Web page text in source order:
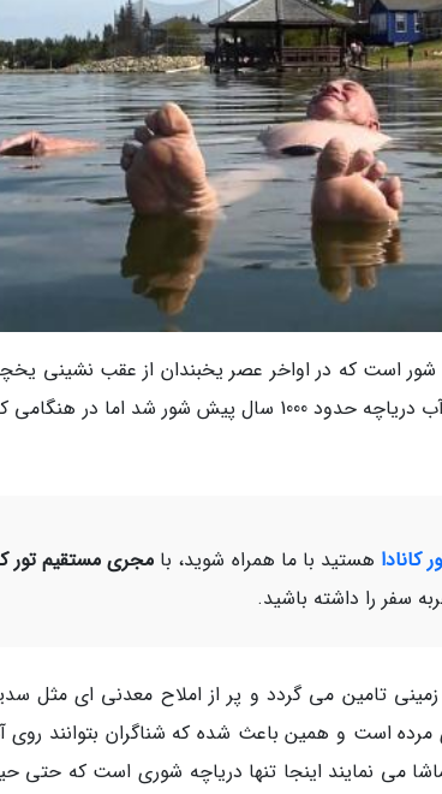
شور است که در اواخر عصر یخبندان از عقب نشینی
اما از همان ابتدا شور نبود در واقع آب دریاچه حدود 1000
کانادا هستید با ما همراه شوید، با مجری مستقیم تور
سفر را داشته باشید.
تامین می گردد و پر از املاح معدنی ای مثل
است و همین باعث شده که شناگران بتوانند روی
می نمایند اینجا تنها دریاچه شوری است که حتی